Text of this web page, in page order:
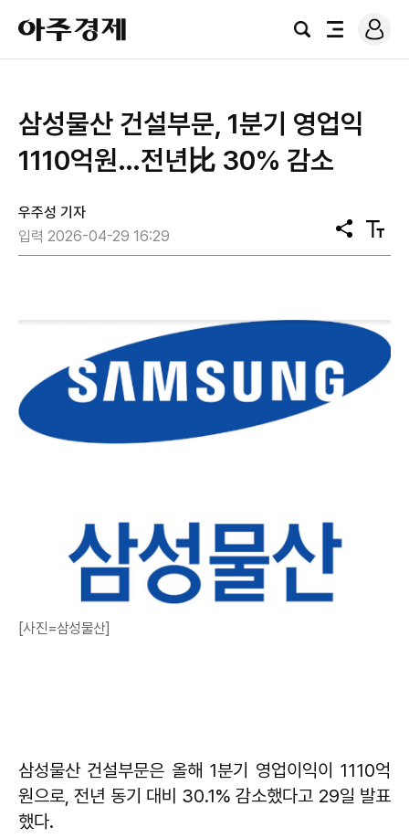
아
주
경
검
전
로
그
삼성물산 건설부문, 1분기 영업익
1110억원…전년比 30% 감소
우주성 기자
입력 2026-04-29 16:29
공
유
텍
스
[사진=삼성물산]
삼성물산 건설부문은 올해 1분기 영업이익이 1110억
원으로, 전년 동기 대비 30.1% 감소했다고 29일 발표
했다.